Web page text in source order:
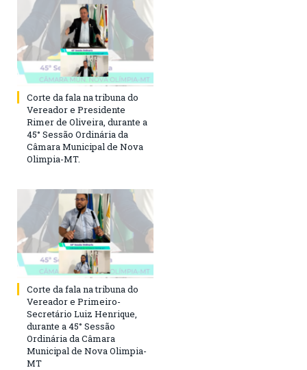
Corte da fala na tribuna do
Vereador e Presidente
Rimer de Oliveira, durante a
45° Sessão Ordinária da
Câmara Municipal de Nova
Olimpia-MT.
Corte da fala na tribuna do
Vereador e Primeiro-
Secretário Luiz Henrique,
durante a 45° Sessão
Ordinária da Câmara
Municipal de Nova Olimpia-
MT